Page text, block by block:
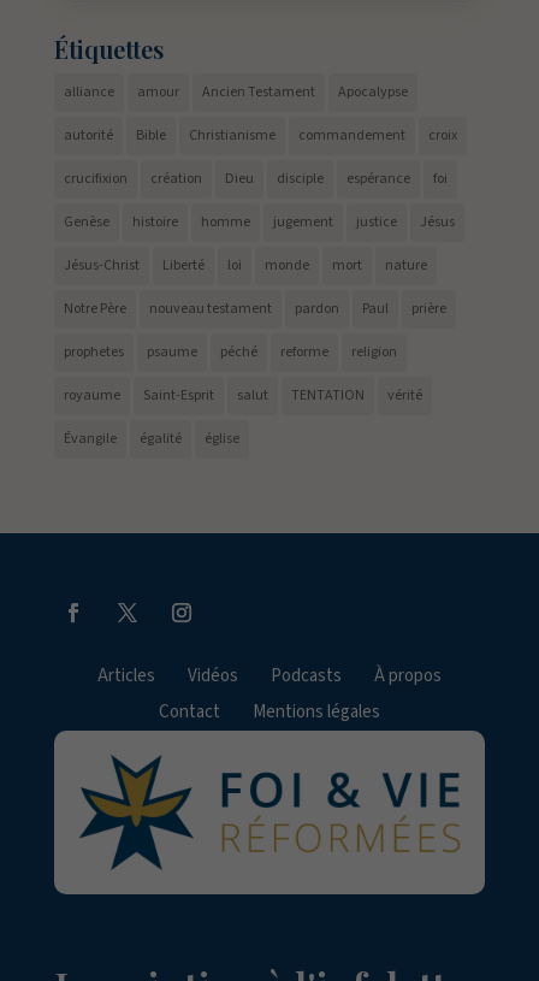
Étiquettes
alliance amour Ancien Testament Apocalypse
autorité Bible Christianisme commandement croix
crucifixion création Dieu disciple espérance foi
Genèse histoire homme jugement justice Jésus
Jésus-Christ Liberté loi monde mort nature
Notre Père nouveau testament pardon Paul prière
prophetes psaume péché reforme religion
royaume Saint-Esprit salut TENTATION vérité
Évangile égalité église
Articles Vidéos Podcasts
À propos
Contact
Mentions légales